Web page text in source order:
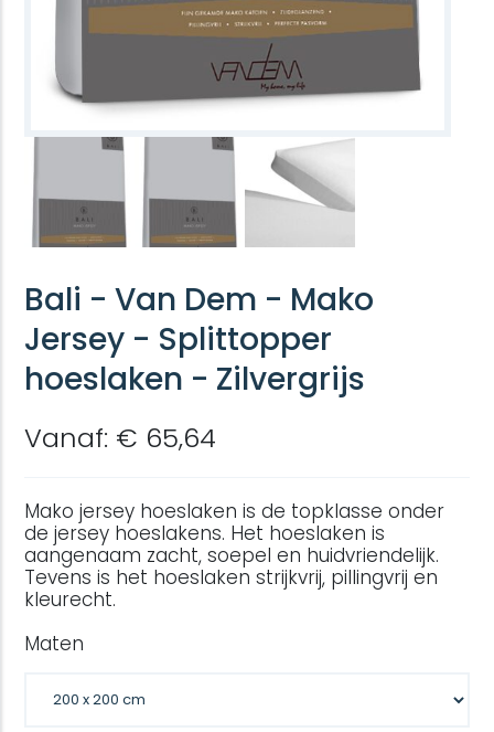
Bali - Van Dem - Mako
Jersey - Splittopper
hoeslaken - Zilvergrijs
Vanaf: € 65,64
Mako jersey hoeslaken is de topklasse onder
de jersey hoeslakens. Het hoeslaken is
aangenaam zacht, soepel en huidvriendelijk.
Tevens is het hoeslaken strijkvrij, pillingvrij en
kleurecht.
Maten